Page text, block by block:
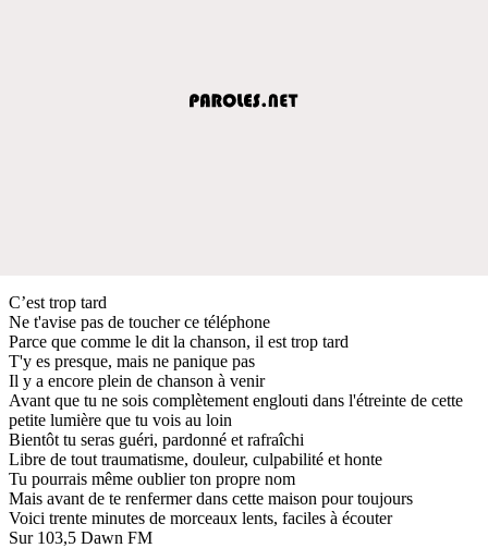
C’est trop tard
Ne t'avise pas de toucher ce téléphone
Parce que comme le dit la chanson, il est trop tard
T'y es presque, mais ne panique pas
Il y a encore plein de chanson à venir
Avant que tu ne sois complètement englouti dans l'étreinte de cette
petite lumière que tu vois au loin
Bientôt tu seras guéri, pardonné et rafraîchi
Libre de tout traumatisme, douleur, culpabilité et honte
Tu pourrais même oublier ton propre nom
Mais avant de te renfermer dans cette maison pour toujours
Voici trente minutes de morceaux lents, faciles à écouter
Sur 103,5 Dawn FM